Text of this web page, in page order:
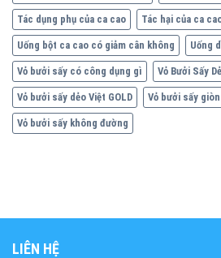
Tác dụng phụ của ca cao Tác hại của ca
Uống bột ca cao có giảm cân không Uống
Vỏ bưởi sấy có công dụng gì Vỏ Bưởi Sấy
Vỏ bưởi sấy dẻo Việt GOLD Vỏ bưởi sấy giòn
Vỏ bưởi sấy không đường
LIÊN HỆ